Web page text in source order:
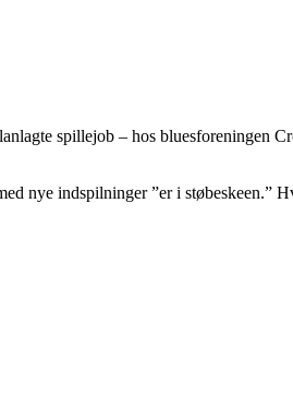
spillejob – hos bluesforeningen
nye indspilninger ”er i støbeskeen.”